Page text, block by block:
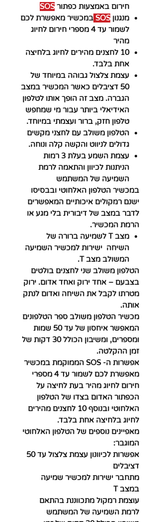
חירום באמצעות כפתור SOS
מנגנון SOS במכשיר מאפשרת לכם
לשמור עד 4 מספרי חירום לחיוג
מהיר
10 לחצנים מהירים לחיוג בלחיצה
אחת בלבד.
עצמת צלצול גבוהה במיוחד של
50 דציבלים כאשר המכשיר במצב
הגברה. מצב זה הופך אותו לטלפון
האידיאלי ביותר עבור מי שמחפש
טלפון חזק, ברור ועצמתי במיוחד.
הטלפון משולב עם לחצני מקשים
גדולים לניווט והקשה קלה ונוחה.
עצמת השמע בעלת 3 רמות
הניתנות לכיוון והתאמה לרמת
השמיעה של המשתמש
במכשיר הטלפון האלחוטי ובבסיסו
ישנם רמקולים איכותיים המאפשרים
לדבר במצב של דיבורית בלי מגע או
הרמת המכשיר.
מצב T לשמיעה ברורה של
השיחה ישירות למכשיר השמיעה
המשולב מצב T.
הטלפון משולב שני לחצנים בולטים
בצבעם – אחד ירוק ואחד אדום. ירוק
מטרתו לקבל את השיחה ואדום לנתק
אותה.
מכשיר הטלפון משולב ספר הטלפונים
המאפשר איחסון של עד 50 שמות
ומספרים, ומשיבון הכולל 30 דקות של
זמן ההקלטה.
אפשרות ה- SOS הממוקמת במכשיר
מאפשרת לכם לשמור עד 4 מספרי
חירום לחיוג מהיר בעת לחיצה על
הכפתור האדום בצדו של הטלפון
האלחוטי ובנוסף 10 לחצנים מהירים
לחיוג בלחיצה אחת בלבד.
מאפיינים נוספים של הטלפון האלחוטי
המוגבר:
אפשרות לכיוונון עצמת צלצול עד 50
דציבלים
מתחבר ישירות למכשיר שמיעה
במצב T
עוצמת רמקול מתכווננת בהתאם
לרמת השמיעה של המשתמש